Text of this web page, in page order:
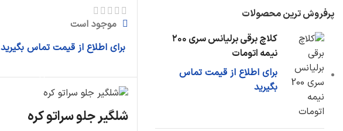
سیستم خنک سازی
رادیاتور آب
شیلنگ رادیاتور
دیگر قطعات...
پرفروش ترین محصولات
کلاچ برقی برلیانس سری ۲۰۰
نیمه اتومات
برای اطلاع از قیمت تماس
بگیرید
موجود است
برای اطلاع از قیمت تماس بگیرید
شلگیر جلو سراتو کره